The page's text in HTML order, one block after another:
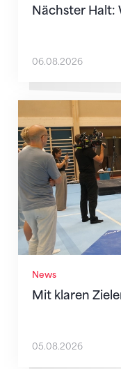
Nächster
06.08.2026
News
Mit klaren
Mit klaren Zielen
05.08.2026